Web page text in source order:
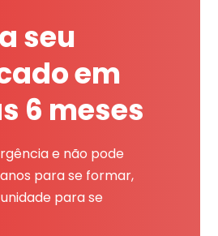
seu
em
6 meses
e não pode
para se formar,
para se